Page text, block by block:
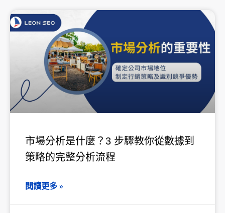
市場分析是什麼？3 步驟教你從數據到
策略的完整分析流程
閱讀更多 »